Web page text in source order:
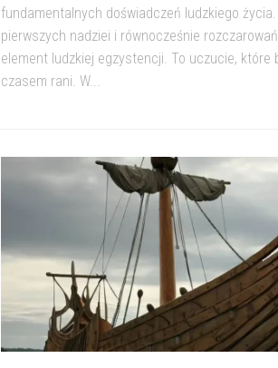
fundamentalnych doświadczeń ludzkiego
pierwszych nadziei i równocześnie
element ludzkiej egzystencji. To uczucie, które
czasem rani. W...